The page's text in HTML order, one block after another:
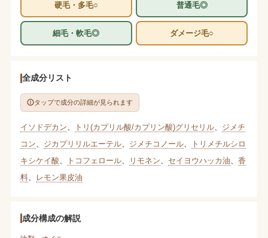
硬毛・多毛○ 普通毛◎
細毛・軟毛◎ ダメージ毛○
全成分リスト
タップで成分の詳細が見られます
イソドデカン トリ(カプリル酸/カプリン酸)グリセリル、 ジメチ
コン
ジカプリリルエーテル、 ジメチコノール、
トリメチルシロ
キシケイ酸
トコフェロール、 リモネン セイヨウハッカ油
香
料、 レモン果皮油
成分構成の解説